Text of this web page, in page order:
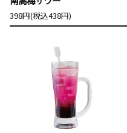
398円(税込438円)